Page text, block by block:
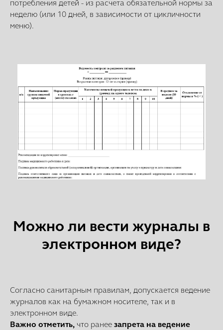
потребления детей - из расчета обязательной нормы за
неделю (или 10 дней, в зависимости от цикличности
меню).
Можно ли вести журналы в
электронном виде?
Согласно санитарным правилам, допускается ведение
журналов как на бумажном носителе, так и в
электронном виде.
Важно отметить, что ранее запрета на ведение